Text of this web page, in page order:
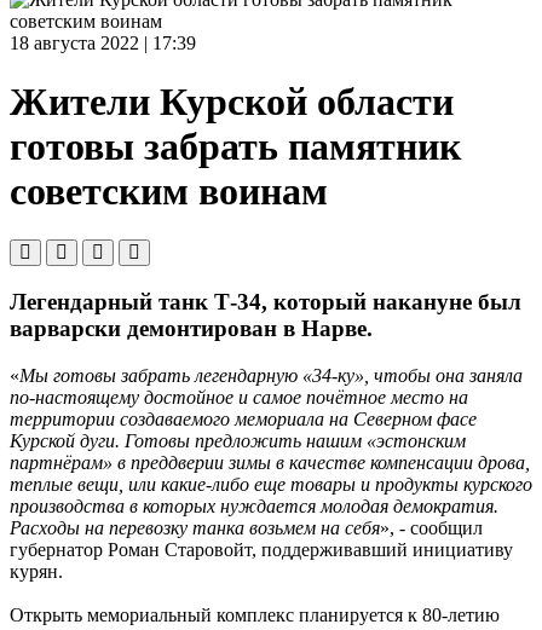
18 августа 2022 | 17:39
Жители Курской области
готовы забрать памятник
советским воинам
Легендарный танк Т-34, который накануне был
варварски демонтирован в Нарве.
«Мы готовы забрать легендарную «34-ку», чтобы она заняла
по-настоящему достойное и самое почётное место на
территории создаваемого мемориала на Северном фасе
Курской дуги. Готовы предложить нашим «эстонским
партнёрам» в преддверии зимы в качестве компенсации дрова,
теплые вещи, или какие-либо еще товары и продукты курского
производства в которых нуждается молодая демократия.
Расходы на перевозку танка возьмем на себя», - сообщил
губернатор Роман Старовойт, поддерживавший инициативу
курян.
Открыть мемориальный комплекс планируется к 80-летию